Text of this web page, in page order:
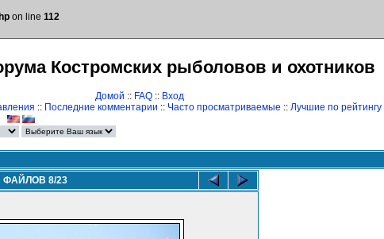
on line 112
Костромских рыболовов и охотников
Домой :: FAQ :: Вход
:: Последние комментарии :: Часто просматриваемые :: Лучшие по рейтингу
ФАЙЛОВ 8/23